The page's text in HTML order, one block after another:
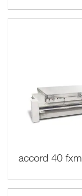
accord 40 fxm